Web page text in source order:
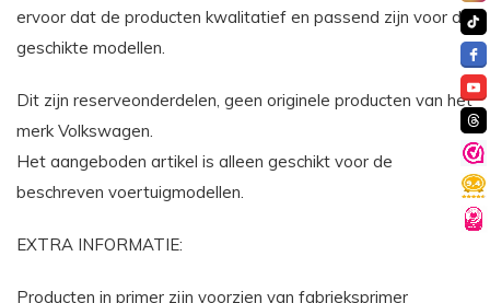
ervoor dat de producten kwalitatief en passend zijn voor de
geschikte modellen.
Dit zijn reserveonderdelen, geen originele producten van het
merk Volkswagen.
Het aangeboden artikel is alleen geschikt voor de
beschreven voertuigmodellen.
EXTRA INFORMATIE:
Producten in primer zijn voorzien van fabrieksprimer